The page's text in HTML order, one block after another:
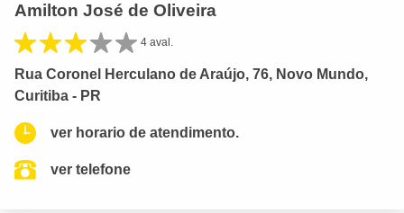
Amilton José de Oliveira
4 aval.
Rua Coronel Herculano de Araújo, 76, Novo Mundo,
Curitiba - PR
ver horario de atendimento.
ver telefone